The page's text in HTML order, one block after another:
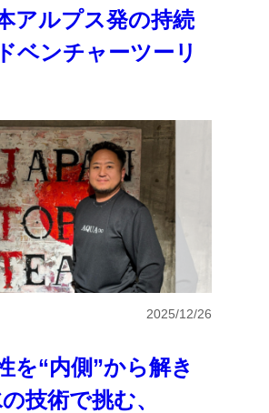
ルプス発の持続
ベンチャーツーリ
を“内側”から解き
技術で挑む、
2025/12/26